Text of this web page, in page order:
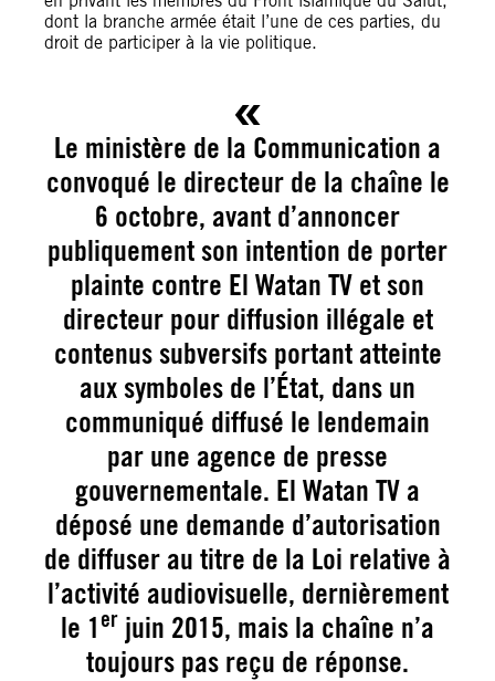
dont la branche armée était l’une de ces parties, du
droit de participer à la vie politique.
Le ministère de la Communication a
convoqué le directeur de la chaîne le
6 octobre, avant d’annoncer
publiquement son intention de porter
plainte contre El Watan TV et son
directeur pour diffusion illégale et
contenus subversifs portant atteinte
aux symboles de l’État, dans un
communiqué diffusé le lendemain
par une agence de presse
gouvernementale. El Watan TV a
déposé une demande d’autorisation
de diffuser au titre de la Loi relative à
l’activité audiovisuelle, dernièrement
le 1 er juin 2015, mais la chaîne n’a
toujours pas reçu de réponse.